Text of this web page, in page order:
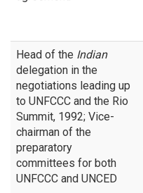
Head of the Indian
delegation in the
negotiations leading up
to UNFCCC and the Rio
Summit, 1992; Vice-
chairman of the
preparatory
committees for both
UNFCCC and UNCED